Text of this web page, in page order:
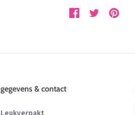
gegevens & contact
Leukverpakt